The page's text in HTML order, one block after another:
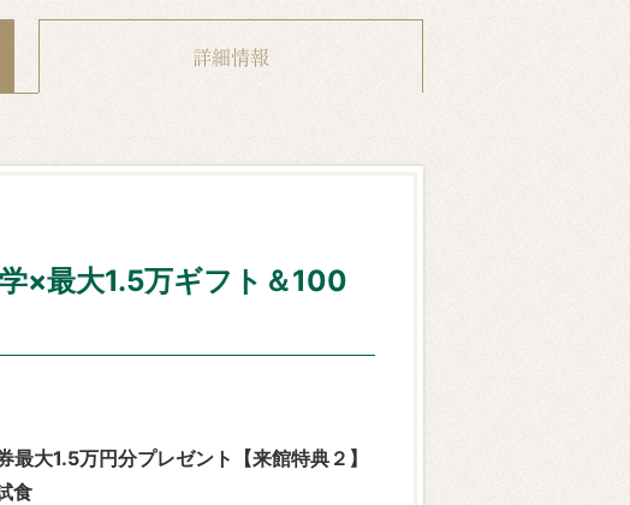
詳細情報
×最大1.5万ギフト＆100
最大1.5万円分プレゼント【来館特典２】
食